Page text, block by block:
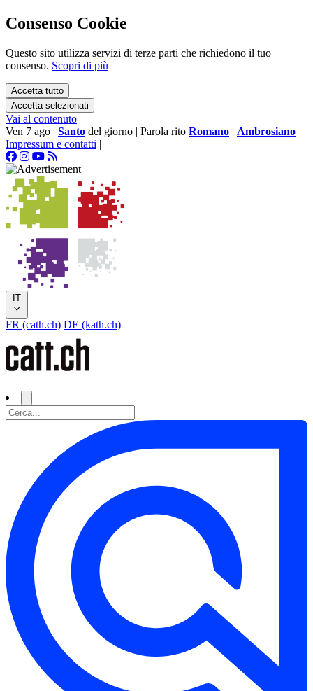
Consenso Cookie
Questo sito utilizza servizi di terze parti che richiedono il tuo
consenso. Scopri di più
Accetta tutto
Accetta selezionati
Vai al contenuto
Ven 7 ago | Santo del giorno | Parola rito Romano | Ambrosiano
Impressum e contatti |
IT
FR (cath.ch) DE (kath.ch)